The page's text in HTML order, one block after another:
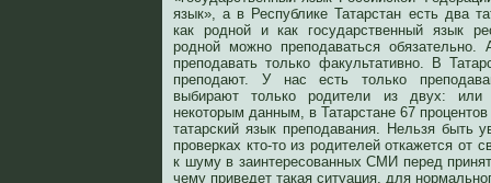
язык», а в Республике Татарстан есть два
как родной и как государственный язык
родной можно преподаваться обязательно.
преподавать только факультативно. В
преподают. У нас есть только
выбирают только родители из двух: или
некоторым данным, в Татарстане 67
татарский язык преподавания. Нельзя быть
проверках кто-то из родителей откажется от
к шуму в заинтересованных СМИ перед
чему приведет такая ситуация, для